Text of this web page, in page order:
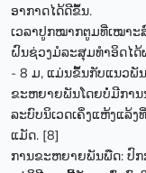
ອາກາດໄດ້ດີຂຶ້ນ.
ເວລາປູກໝາກຕູມທີ່ເໝາະ
ຝົນຊ່ວງມໍລະສຸມທໍາອິດໄ
- 8 ມ, ແມ່ນຂຶ້ນກັບແນວພັ
ຂະຫຍາຍພັນໂດຍບໍ່ມີການ
ລະບົບນິເວດເຄິ່ງແຫ້ງແລ້
ແມັດ. [8]
ການຂະຫຍາຍພັນພືດ: ປົ